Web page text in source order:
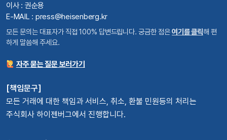
이사 : 권순용
E-MAIL : press@heisenberg.kr
모든 문의는 대표자가 직접 100% 답변드립니다. 궁금한 점은여기를 클릭해 편
하게 말씀해 주세요.
자주 묻는 질문 보러가기
[책임문구]
모든 거래에 대한 책임과 서비스, 취소, 환불 민원등의 처리는
주식회사 하이젠버그에서 진행합니다.